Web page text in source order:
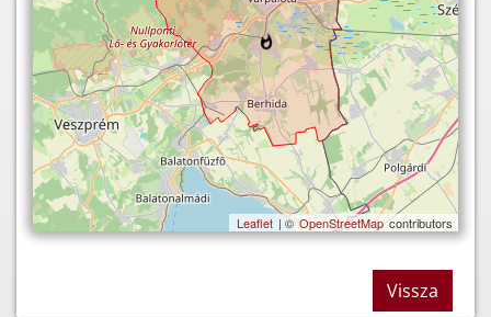
Leaflet | ©OpenStreetMapcontributors
Vissza